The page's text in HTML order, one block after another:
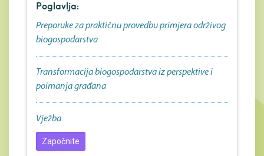
Poglavlja:
Preporuke za praktičnu provedbu primjera održivog
biogospodarstva
Transformacija biogospodarstva iz perspektive i
poimanja građana
Vježba
Započnite